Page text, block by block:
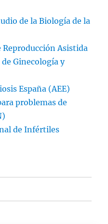
de la Biología de la
Asistida
de Ginecología y
España (AEE)
problemas de
de Infértiles